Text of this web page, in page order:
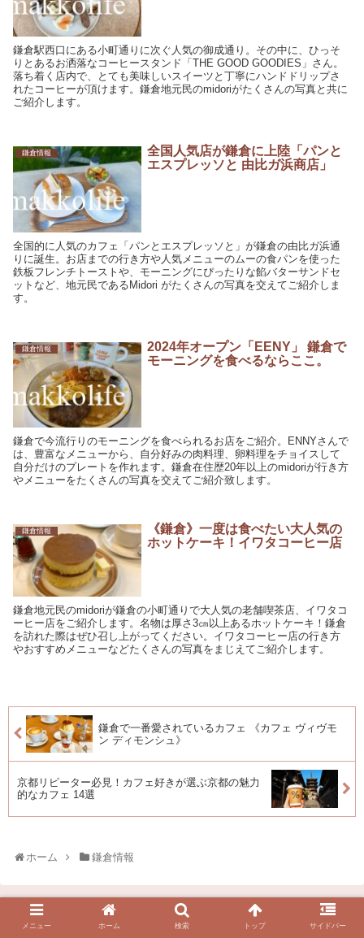
鎌倉駅西口にある小町通りに次ぐ人気の御成通り。その中に、ひっそ
りとあるお洒落なコーヒースタンド「THE GOOD GOODIES」さん。
落ち着く店内で、とても美味しいスイーツと丁寧にハンドドリップさ
れたコーヒーが頂けます。鎌倉地元民のmidoriがたくさんの写真と共に
ご紹介します。
鎌倉情報
全国人気店が鎌倉に上陸「パンと
エスプレッソと 由比ガ浜商店」
全国的に人気のカフェ「パンとエスプレッソと」が鎌倉の由比ガ浜通
りに誕生。お店までの行き方や人気メニューのムーの食パンを使った
鉄板フレンチトーストや、モーニングにぴったりな餡バターサンドセ
ットなど、地元民であるMidori がたくさんの写真を交えてご紹介しま
す。
鎌倉情報
2024年オープン「EENY」 鎌倉で
モーニングを食べるならここ。
鎌倉で今流行りのモーニングを食べられるお店をご紹介。ENNYさんで
は、豊富なメニューから、自分好みの肉料理、卵料理をチョイスして
自分だけのプレートを作れます。鎌倉在住歴20年以上のmidoriが行き方
やメニューをたくさんの写真を交えてご紹介致します。
鎌倉情報
《鎌倉》一度は食べたい大人気の
ホットケーキ！イワタコーヒー店
鎌倉地元民のmidoriが鎌倉の小町通りで大人気の老舗喫茶店、イワタコ
ーヒー店をご紹介します。名物は厚さ3㎝以上あるホットケーキ！鎌倉
を訪れた際はぜひ召し上がってください。イワタコーヒー店の行き方
やおすすめメニューなどたくさんの写真をまじえてご紹介します。
鎌倉で一番愛されているカフェ 《カフェ ヴィヴモ
ン ディモンシュ》
京都リピーター必見！カフェ好きが選ぶ京都の魅力
的なカフェ 14選
ホーム 鎌倉情報
メニュー ホーム 検索 トップ サイドバー